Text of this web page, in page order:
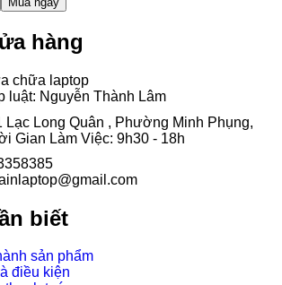
hàng
chữa laptop
luật: Nguyễn Thành Lâm
Lạc Long Quân , Phường Minh Phụng,
Gian Làm Việc: 9h30 - 18h
biết
sản phẩm
điều kiện